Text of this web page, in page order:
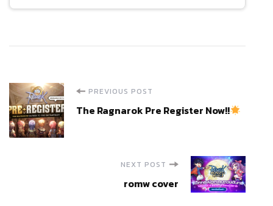
Post
Navigation
PREVIOUS POST
The Ragnarok Pre Register Now!!
NEXT POST
romw cover